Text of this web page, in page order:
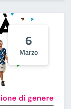
6
Marzo